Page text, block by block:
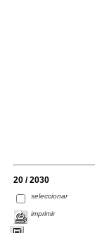
20 / 2030
seleccionar
imprimir